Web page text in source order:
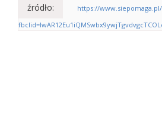
źródło:
https://